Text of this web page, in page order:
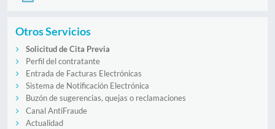
Otros Servicios
Solicitud de Cita Previa
Perfil del contratante
Entrada de Facturas Electrónicas
Sistema de Notificación Electrónica
Buzón de sugerencias, quejas o reclamaciones
Canal AntiFraude
Actualidad